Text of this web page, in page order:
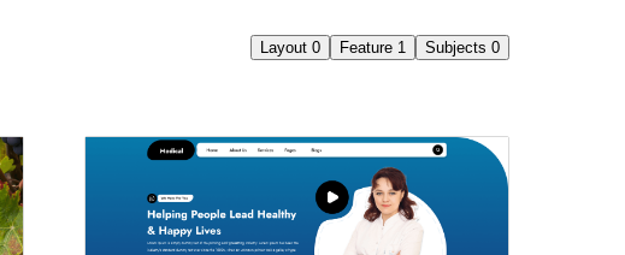
Layout 0 Feature 1 Subjects 0